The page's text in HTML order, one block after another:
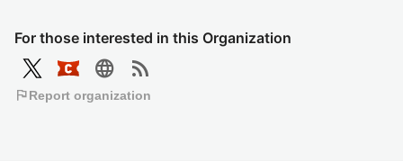
For those interested in this Organization
language rss_feed
flagReport organization